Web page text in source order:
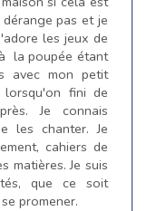
pas et je
les jeux de
la poupée étant
avec mon petit
lorsqu'on fini de
Je connais
les chanter. Je
cahiers de
matières. Je suis
que ce soit
promener.